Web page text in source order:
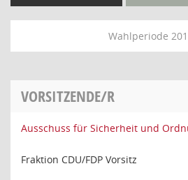
Wahlperiode
VORSITZENDE/R
Ausschuss für Sicherheit und
Fraktion CDU/FDP Vorsitz